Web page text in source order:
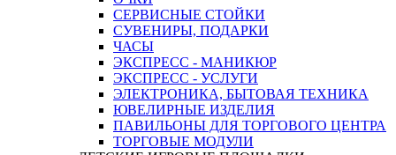
СЕРВИСНЫЕ СТОЙКИ
СУВЕНИРЫ, ПОДАРКИ
ЧАСЫ
ЭКСПРЕСС - МАНИКЮР
ЭКСПРЕСС - УСЛУГИ
ЭЛЕКТРОНИКА, БЫТОВАЯ ТЕХНИКА
ЮВЕЛИРНЫЕ ИЗДЕЛИЯ
ПАВИЛЬОНЫ ДЛЯ ТОРГОВОГО ЦЕНТРА
ТОРГОВЫЕ МОДУЛИ